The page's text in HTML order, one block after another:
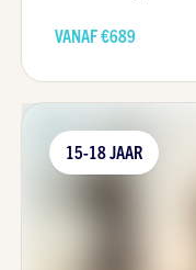
VANAF €689
15-18 JAAR